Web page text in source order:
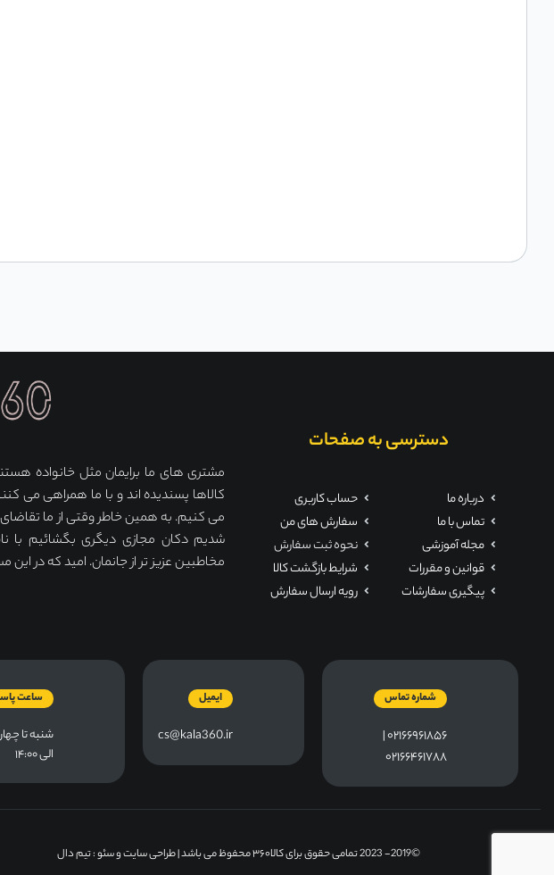
دسترسی به صفحات
درباره ما
تماس با ما
مجله آموزشی
قوانین و مقررات
پیگیری سفارشات
حساب کاربری
سفارش های من
نحوه ثبت سفارش
شرایط بازگشت کالا
رویه ارسال سفارش
مشتری های ما برایمان مثل خانواده
کالاها پسندیده اند و با ما همراهی می
می کنیم. به همین خاطر وقتی از ما تقاضای
مخاطبین عزیز تر از جانمان. امید که در
شماره تماس
۰۲۱۶۶۹۶۱۸۵۶ |
۰۲۱۶۶۴۶۱۷۸۸
ایمیل
cs@kala360.ir
ساعت
الی ۱۴:۰۰
©2019- 2023 تمامی حقوق برای کالا۳۶۰ محفوظ می باشد | طراحی سایت و سئو: تیم دال